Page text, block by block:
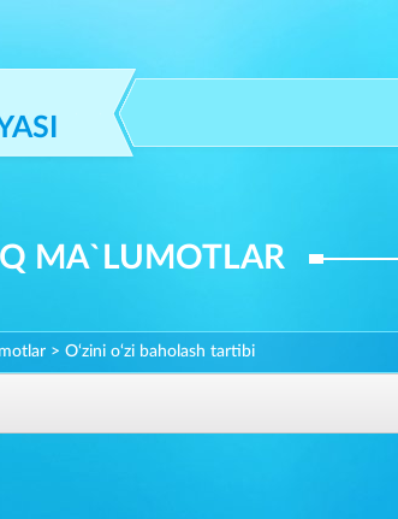
MA`LUMOTLAR
> O‘zini o‘zi baholash tartibi